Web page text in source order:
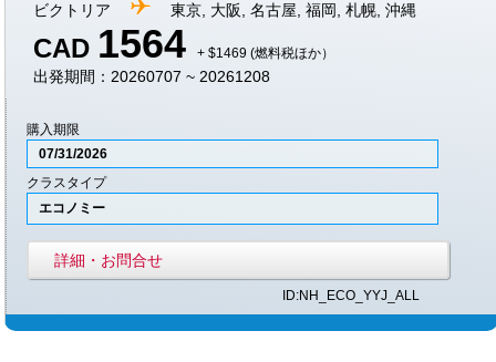
ビクトリア 東京, 大阪, 名古屋, 福岡, 札幌, 沖縄
CAD 1564 + $1469 (燃料税ほか）
出発期間：20260707 ~ 20261208
購入期限
07/31/2026
クラスタイプ
エコノミー
詳細・お問合せ
ID:NH_ECO_YYJ_ALL